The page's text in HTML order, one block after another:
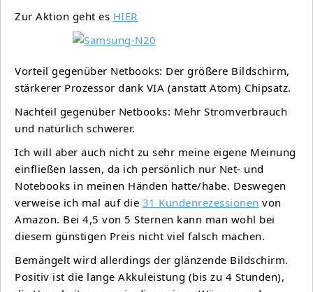
Zur Aktion geht es HIER
Vorteil gegenüber Netbooks: Der größere Bildschirm,
stärkerer Prozessor dank VIA (anstatt Atom) Chipsatz.
Nachteil gegenüber Netbooks: Mehr Stromverbrauch
und natürlich schwerer.
Ich will aber auch nicht zu sehr meine eigene Meinung
einfließen lassen, da ich persönlich nur Net- und
Notebooks in meinen Händen hatte/habe. Deswegen
verweise ich mal auf die 31 Kundenrezessionen von
Amazon. Bei 4,5 von 5 Sternen kann man wohl bei
diesem günstigen Preis nicht viel falsch machen.
Bemängelt wird allerdings der glänzende Bildschirm.
Positiv ist die lange Akkuleistung (bis zu 4 Stunden),